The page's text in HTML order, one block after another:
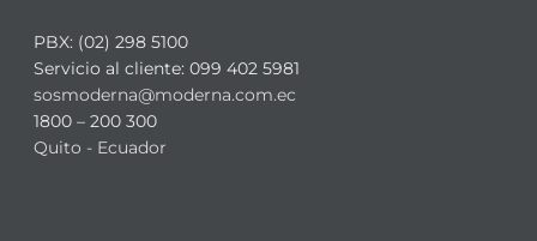
PBX: (02) 298 5100
Servicio al cliente: 099 402 5981
sosmoderna@moderna.com.ec
1800 – 200 300
Quito - Ecuador